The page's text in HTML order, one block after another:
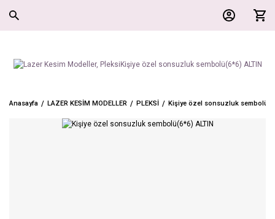
Anasayfa LAZER KESİM MODELLER PLEKSİ Kişiye özel sonsuzluk